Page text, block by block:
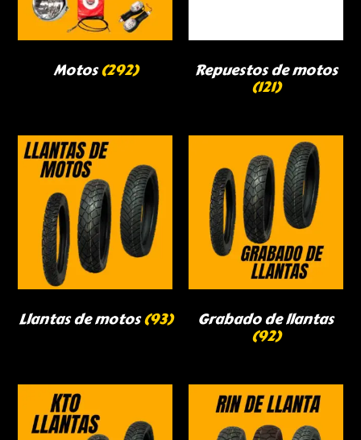
Motos(292) Repuestos de motos
(121)
Llantas de motos(93) Grabado de llantas
(92)